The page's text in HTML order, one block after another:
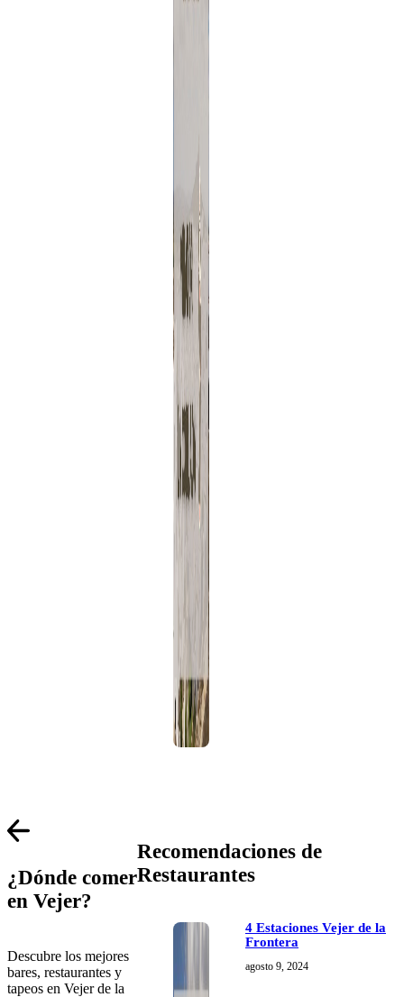
¿Dónde comer
en Vejer?
Descubre los mejores
bares, restaurantes y
tapeos en Vejer de la
Recomendaciones de
Restaurantes
4 Estaciones Vejer de la
Frontera
agosto 9, 2024